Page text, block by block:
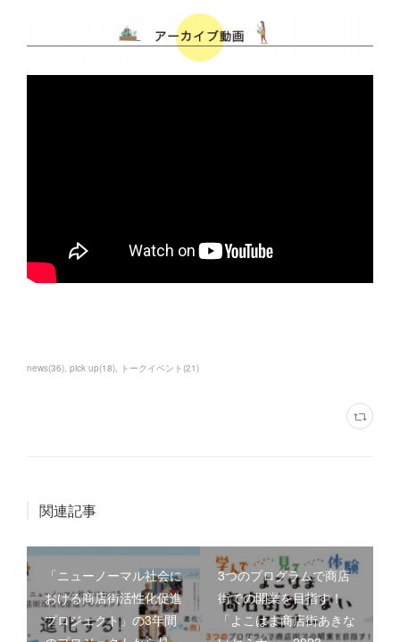
news(36) pick up(18) トークイベント (21)
関連記事
「ニューノーマル社会に
おける商店街活性化促進
プロジェクト」の3年間
3つのプログラムで商店
街での開業を目指す！
「よこはま商店街あきな